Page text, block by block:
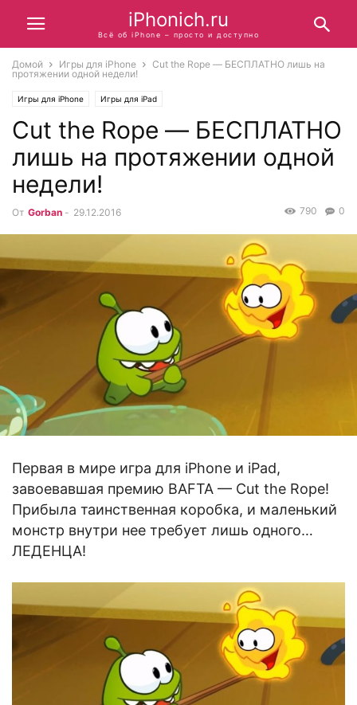
iPhonich.ru
Всё об iPhone – просто и доступно
Домой Игры для iPhone
Cut the Rope — БЕСПЛАТНО лишь на
протяжении одной недели!
Игры для iPhone Игры для iPad
Cut the Rope — БЕСПЛАТНО
лишь на протяжении одной
недели!
От Gorban - 29.12.2016 0
790
Первая в мире игра для iPhone и iPad,
завоевавшая премию BAFTA — Cut the Rope!
Прибыла таинственная коробка, и маленький
монстр внутри нее требует лишь одного…
ЛЕДЕНЦА!